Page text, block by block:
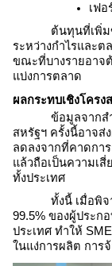
เฟอ
ต้นทุนที่เพิ่ม
ระหว่างกำไรและ
ขณะที่บางรายอาจ
แบ่งการตลาด
ผลกระทบเชิงโครง
ข้อมูลจากส
สหรัฐฯ ครั้งนี้อาจส่
ลดลงจากที่คาดกา
แล้วถือเป็นความเ
ทั้งประเทศ
ทั้งนี้ เมื่อพิจ
99.5% ของผู้ประก
ประเทศ ทำให้
ในแง่การผลิต การ